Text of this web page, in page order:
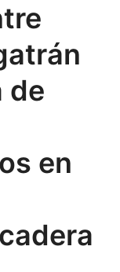
de
en